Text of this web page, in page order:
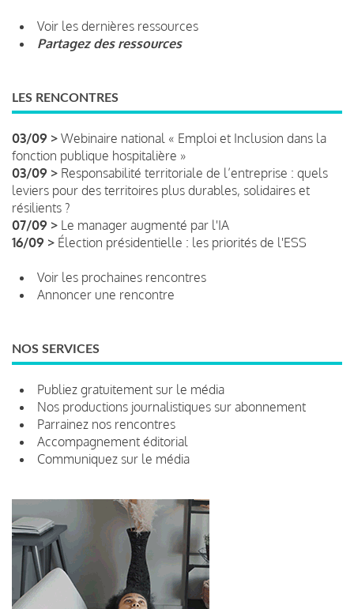
Voir les dernières ressources
Partagez des ressources
LES RENCONTRES
03/09 > Webinaire national « Emploi et Inclusion dans la
fonction publique hospitalière »
03/09 > Responsabilité territoriale de l’entreprise : quels
leviers pour des territoires plus durables, solidaires et
résilients ?
07/09 > Le manager augmenté par l'IA
16/09 > Élection présidentielle : les priorités de l'ESS
Voir les prochaines rencontres
Annoncer une rencontre
NOS SERVICES
Publiez gratuitement sur le média
Nos productions journalistiques sur abonnement
Parrainez nos rencontres
Accompagnement éditorial
Communiquez sur le média